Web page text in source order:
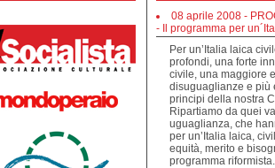
08 aprile 2008 -
- Il programma per
Per un’Italia laica
profondi, una forte
civile, una maggiore
disuguaglianze e più
principi della nostra
Ripartiamo da quei
uguaglianza, che
per un’Italia laica,
equità, merito e
programma riformista.